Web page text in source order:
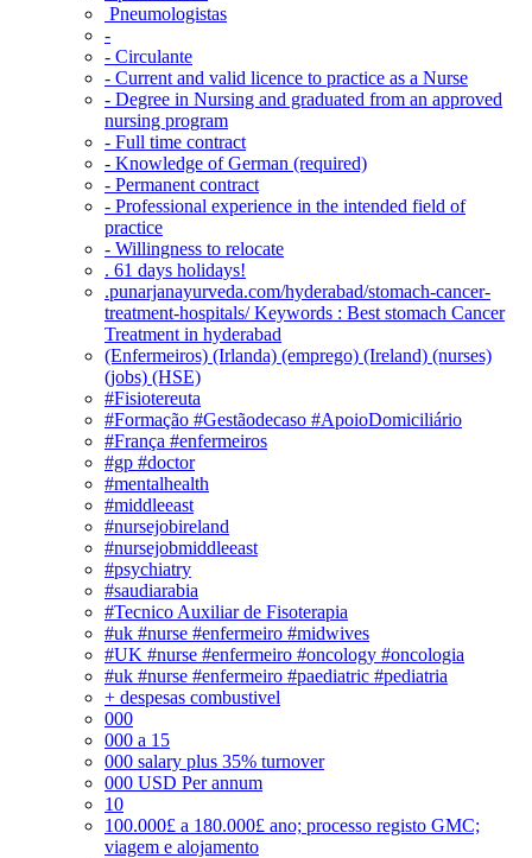
Pneumologistas
-
- Circulante
- Current and valid licence to practice as a Nurse
- Degree in Nursing and graduated from an approved
nursing program
- Full time contract
- Knowledge of German (required)
- Permanent contract
- Professional experience in the intended field of
practice
- Willingness to relocate
. 61 days holidays!
.punarjanayurveda.com/hyderabad/stomach-cancer-
treatment-hospitals/ Keywords : Best stomach Cancer
Treatment in hyderabad
(Enfermeiros) (Irlanda) (emprego) (Ireland) (nurses)
(jobs) (HSE)
#Fisiotereuta
#Formação #Gestãodecaso #ApoioDomiciliário
#França #enfermeiros
#gp #doctor
#mentalhealth
#middleeast
#nursejobireland
#nursejobmiddleeast
#psychiatry
#saudiarabia
#Tecnico Auxiliar de Fisoterapia
#uk #nurse #enfermeiro #midwives
#UK #nurse #enfermeiro #oncology #oncologia
#uk #nurse #enfermeiro #paediatric #pediatria
+ despesas combustivel
000
000 a 15
000 salary plus 35% turnover
000 USD Per annum
10
100.000£ a 180.000£ ano; processo registo GMC;
viagem e alojamento